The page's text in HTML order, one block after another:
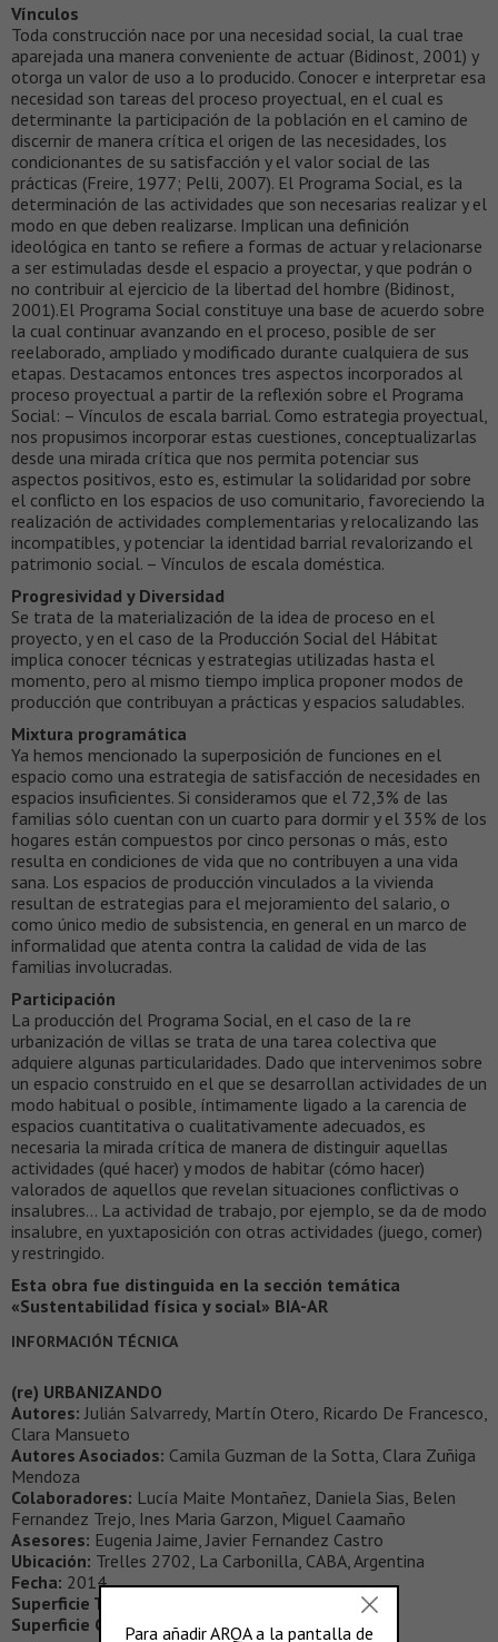
Vínculos
Toda construcción nace por una necesidad social, la cual trae
aparejada una manera conveniente de actuar (Bidinost, 2001) y
otorga un valor de uso a lo producido. Conocer e interpretar esa
necesidad son tareas del proceso proyectual, en el cual es
determinante la participación de la población en el camino de
discernir de manera crítica el origen de las necesidades, los
condicionantes de su satisfacción y el valor social de las
prácticas (Freire, 1977; Pelli, 2007). El Programa Social, es la
determinación de las actividades que son necesarias realizar y el
modo en que deben realizarse. Implican una definición
ideológica en tanto se refiere a formas de actuar y relacionarse
a ser estimuladas desde el espacio a proyectar, y que podrán o
no contribuir al ejercicio de la libertad del hombre (Bidinost,
2001).El Programa Social constituye una base de acuerdo sobre
la cual continuar avanzando en el proceso, posible de ser
reelaborado, ampliado y modificado durante cualquiera de sus
etapas. Destacamos entonces tres aspectos incorporados al
proceso proyectual a partir de la reflexión sobre el Programa
Social: – Vínculos de escala barrial. Como estrategia proyectual,
nos propusimos incorporar estas cuestiones, conceptualizarlas
desde una mirada crítica que nos permita potenciar sus
aspectos positivos, esto es, estimular la solidaridad por sobre
el conflicto en los espacios de uso comunitario, favoreciendo la
realización de actividades complementarias y relocalizando las
incompatibles, y potenciar la identidad barrial revalorizando el
patrimonio social. – Vínculos de escala doméstica.
Progresividad y Diversidad
Se trata de la materialización de la idea de proceso en el
proyecto, y en el caso de la Producción Social del Hábitat
implica conocer técnicas y estrategias utilizadas hasta el
momento, pero al mismo tiempo implica proponer modos de
producción que contribuyan a prácticas y espacios saludables.
Mixtura programática
Ya hemos mencionado la superposición de funciones en el
espacio como una estrategia de satisfacción de necesidades en
espacios insuficientes. Si consideramos que el 72,3% de las
familias sólo cuentan con un cuarto para dormir y el 35% de los
hogares están compuestos por cinco personas o más, esto
resulta en condiciones de vida que no contribuyen a una vida
sana. Los espacios de producción vinculados a la vivienda
resultan de estrategias para el mejoramiento del salario, o
como único medio de subsistencia, en general en un marco de
informalidad que atenta contra la calidad de vida de las
familias involucradas.
Participación
La producción del Programa Social, en el caso de la re
urbanización de villas se trata de una tarea colectiva que
adquiere algunas particularidades. Dado que intervenimos sobre
un espacio construido en el que se desarrollan actividades de un
modo habitual o posible, íntimamente ligado a la carencia de
espacios cuantitativa o cualitativamente adecuados, es
necesaria la mirada crítica de manera de distinguir aquellas
actividades (qué hacer) y modos de habitar (cómo hacer)
valorados de aquellos que revelan situaciones conflictivas o
insalubres… La actividad de trabajo, por ejemplo, se da de modo
insalubre, en yuxtaposición con otras actividades (juego, comer)
y restringido.
Esta obra fue distinguida en la sección temática
«Sustentabilidad física y social» BIA-AR
INFORMACIÓN TÉCNICA
(re) URBANIZANDO
Autores: Julián Salvarredy, Martín Otero, Ricardo De Francesco,
Clara Mansueto
Autores Asociados: Camila Guzman de la Sotta, Clara Zuñiga
Mendoza
Colaboradores: Lucía Maite Montañez, Daniela Sias, Belen
Fernandez Trejo, Ines Maria Garzon, Miguel Caamaño
Asesores: Eugenia Jaime, Javier Fernandez Castro
Ubicación: Trelles 2702, La Carbonilla, CABA, Argentina
Fecha: 2014
Superficie Total:
Superficie Cubierta:
15000